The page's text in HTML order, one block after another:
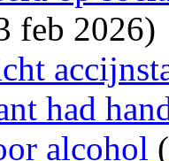
feb 2026)
had
alcohol